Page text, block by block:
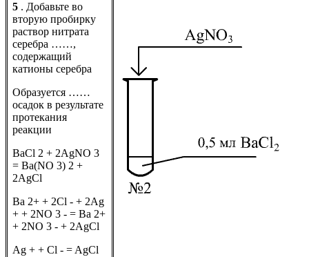
5 . Добавьте во
вторую пробирку
раствор нитрата
серебра ……,
содержащий
катионы серебра
Образуется ……
осадок в результате
протекания
реакции
BaCl 2 + 2AgNO 3
= Ba(NO 3) 2 +
2AgCl
Ba 2+ + 2Cl - + 2Ag
+ + 2NO 3 - = Ba 2+
+ 2NO 3 - + 2AgCl
Ag + + Cl - = AgCl